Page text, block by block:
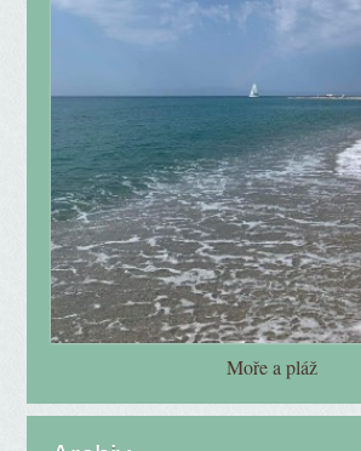
Moře a pláž